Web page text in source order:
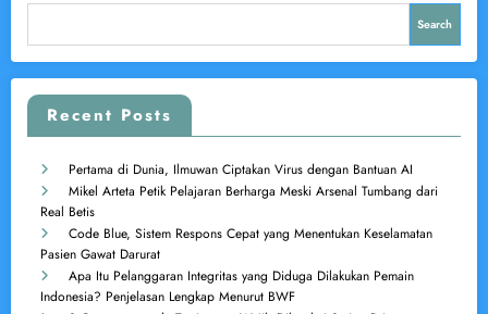
Search
Recent Posts
Pertama di Dunia, Ilmuwan Ciptakan Virus dengan Bantuan AI
Mikel Arteta Petik Pelajaran Berharga Meski Arsenal Tumbang dari
Real Betis
Code Blue, Sistem Respons Cepat yang Menentukan Keselamatan
Pasien Gawat Darurat
Apa Itu Pelanggaran Integritas yang Diduga Dilakukan Pemain
Indonesia? Penjelasan Lengkap Menurut BWF